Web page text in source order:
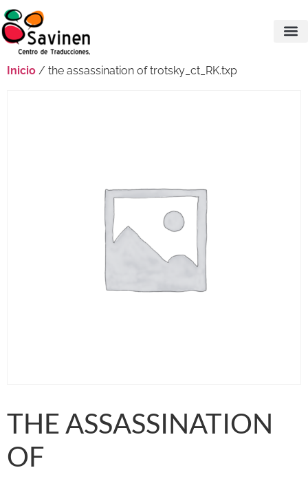
Inicio / the assassination of trotsky_ct_RK.txp
THE ASSASSINATION
OF